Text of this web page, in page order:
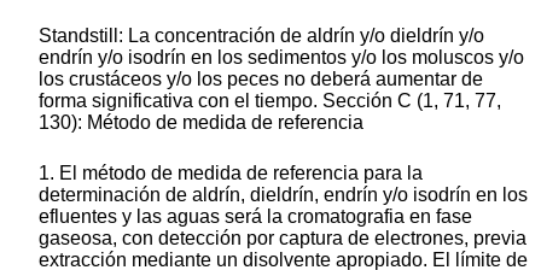
Standstill: La concentración de aldrín y/o dieldrín y/o
endrín y/o isodrín en los sedimentos y/o los moluscos y/o
los crustáceos y/o los peces no deberá aumentar de
forma significativa con el tiempo. Sección C (1, 71, 77,
130): Método de medida de referencia
1. El método de medida de referencia para la
determinación de aldrín, dieldrín, endrín y/o isodrín en los
efluentes y las aguas será la cromatografia en fase
gaseosa, con detección por captura de electrones, previa
extracción mediante un disolvente apropiado. El límite de